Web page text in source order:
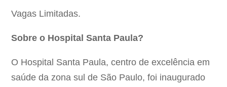
Vagas Limitadas.
Sobre o Hospital Santa Paula?
O Hospital Santa Paula, centro de excelência em
saúde da zona sul de São Paulo, foi inaugurado